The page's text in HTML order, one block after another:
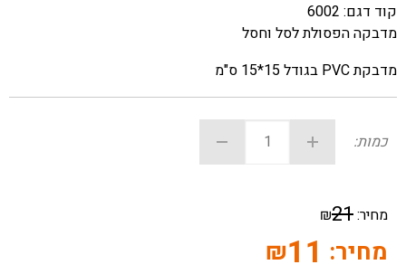
קוד דגם: 6002
מדבקה הפסולת לסל וחסל
מדבקת PVC בגודל 15*15 ס"מ
כמות:
מחיר:21
₪
מחיר: 11
₪